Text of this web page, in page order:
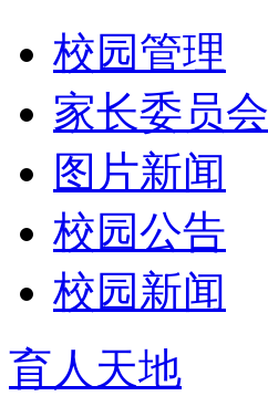
校园管理
家长委员会
图片新闻
校园公告
校园新闻
育人天地